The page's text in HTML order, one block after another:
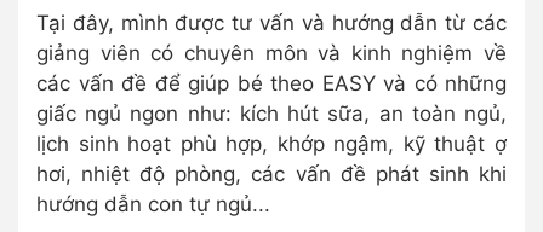
Tại đây, mình được tư vấn và hướng dẫn từ các
giảng viên có chuyên môn và kinh nghiệm về
các vấn đề để giúp bé theo EASY và có những
giấc ngủ ngon như: kích hút sữa, an toàn ngủ,
lịch sinh hoạt phù hợp, khớp ngậm, kỹ thuật ợ
hơi, nhiệt độ phòng, các vấn đề phát sinh khi
hướng dẫn con tự ngủ...